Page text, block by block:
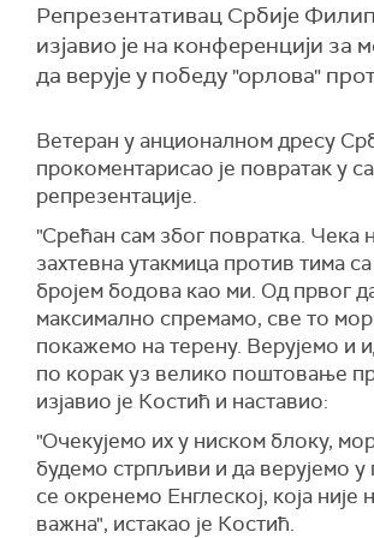
Репрезентативац Србије
изјавио је на конференцији за
да верује у победу "орлова"
Ветеран у анционалном дресу
прокоментарисао је повратак у
репрезентације.
"Срећан сам због повратка. Чека
захтевна утакмица против тима
бројем бодова као ми. Од првог
максимално спремамо, све то
покажемо на терену. Верујемо и
по корак уз велико поштовање
изјавио је Костић и наставио:
"Очекујемо их у ниском блоку,
будемо стрпљиви и да верујемо у
се окренемо Енглеској, која
важна", истакао је Костић.